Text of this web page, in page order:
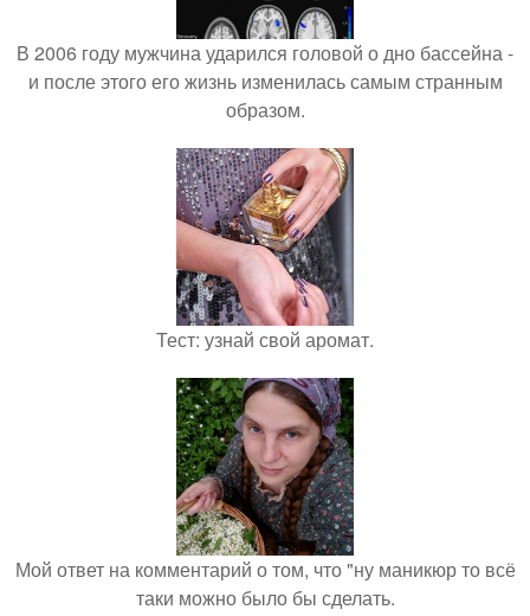
В 2006 году мужчина ударился головой о дно бассейна -
и после этого его жизнь изменилась самым странным
образом.
Тест: узнай свой аромат.
Мой ответ на комментарий о том, что "ну маникюр то всё
таки можно было бы сделать.